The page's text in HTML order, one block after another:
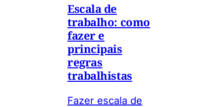
Escala de
trabalho: como
fazer e
principais
regras
trabalhistas
Fazer escala de